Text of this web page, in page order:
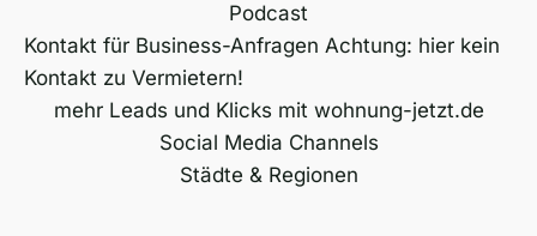
Podcast
Kontakt für Business-Anfragen Achtung: hier kein
Kontakt zu Vermietern!
mehr Leads und Klicks mit wohnung-jetzt.de
Social Media Channels
Städte & Regionen